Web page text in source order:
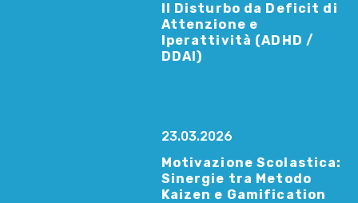
Il Disturbo da Deficit di
Attenzione e
Iperattività (ADHD /
DDAI)
23.03.2026
Motivazione Scolastica:
Sinergie tra Metodo
Kaizen e Gamification